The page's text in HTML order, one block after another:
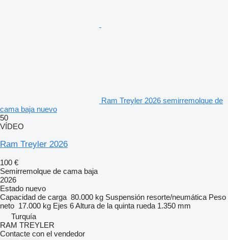
Ram Treyler 2026 semirremolque de
cama baja nuevo
50
VÍDEO
Ram Treyler 2026
100 €
Semirremolque de cama baja
2026
Estado nuevo
Capacidad de carga 80.000 kg Suspensión resorte/neumática Peso
neto 17.000 kg Ejes 6Altura de la quinta rueda 1.350 mm
Turquía
RAM TREYLER
Contacte con el vendedor